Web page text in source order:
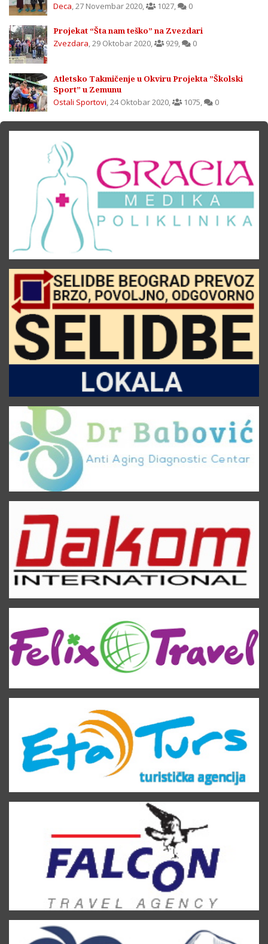
Deca,27 Novembar 2020, 1027, 0
Projekat “Šta nam teško” na Zvezdari
Zvezdara,29 Oktobar 2020, 929, 0
Atletsko Takmičenje u Okviru Projekta ”Školski
Sport” u Zemunu
Ostali Sportovi,24 Oktobar 2020, 1075, 0